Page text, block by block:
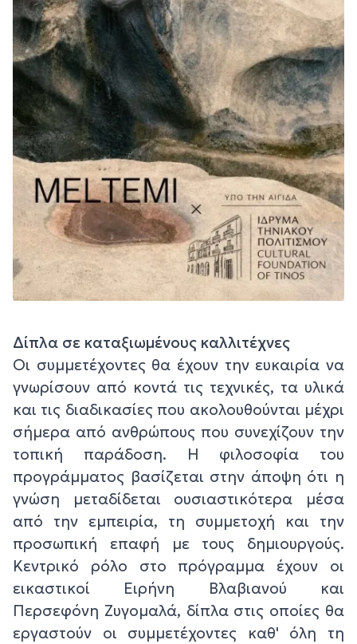
Δίπλα σε καταξιωμένους καλλιτέχνες
Οι συμμετέχοντες θα έχουν την ευκαιρία να
γνωρίσουν από κοντά τις τεχνικές, τα υλικά
και τις διαδικασίες που ακολουθούνται μέχρι
σήμερα από ανθρώπους που συνεχίζουν την
τοπική παράδοση. Η φιλοσοφία του
προγράμματος βασίζεται στην άποψη ότι η
γνώση μεταδίδεται ουσιαστικότερα μέσα
από την εμπειρία, τη συμμετοχή και την
προσωπική επαφή με τους δημιουργούς.
Κεντρικό ρόλο στο πρόγραμμα έχουν οι
εικαστικοί Ειρήνη Βλαβιανού και
Περσεφόνη Ζυγομαλά, δίπλα στις οποίες θα
εργαστούν οι συμμετέχοντες καθ' όλη τη